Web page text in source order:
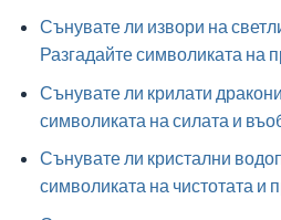
Сънувате ли извори на
Разгадайте символиката на
Сънувате ли крилати
символиката на силата и
Сънувате ли кристални
символиката на чистотата и